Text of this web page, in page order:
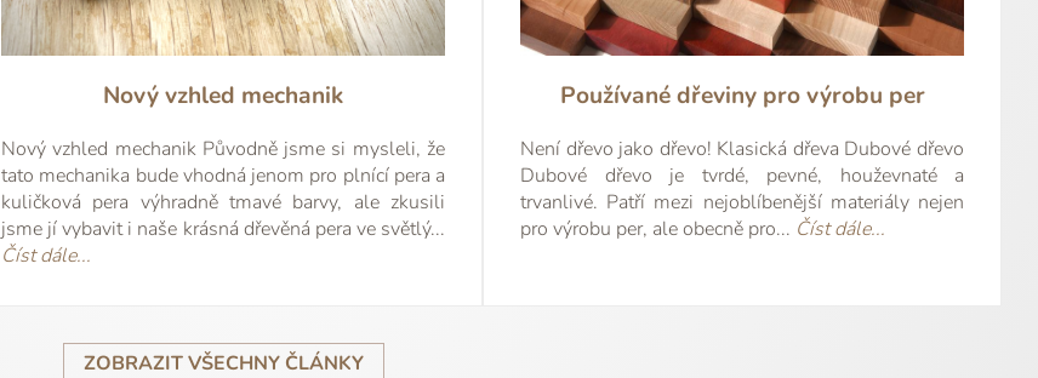
Nový vzhled mechanik
Nový vzhled mechanik Původně jsme si mysleli, že
tato mechanika bude vhodná jenom pro plnící pera a
kuličková pera výhradně tmavé barvy, ale zkusili
jsme jí vybavit i naše krásná dřevěná pera ve světlý...
Číst dále...
Používané dřeviny pro výrobu per
Není dřevo jako dřevo! Klasická dřeva Dubové dřevo
Dubové dřevo je tvrdé, pevné, houževnaté a
trvanlivé. Patří mezi nejoblíbenější materiály nejen
pro výrobu per, ale obecně pro... Číst dále...
ZOBRAZIT VŠECHNY ČLÁNKY